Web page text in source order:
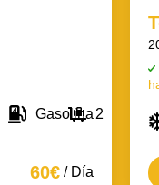
4 Gasolina 2
60€ / Día